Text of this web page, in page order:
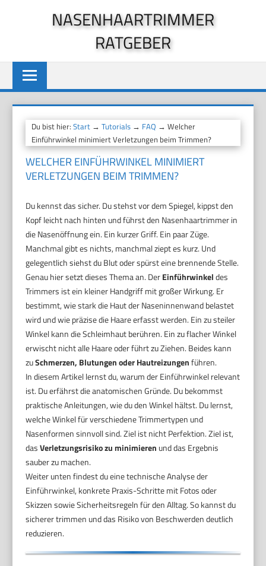
NASENHAARTRIMMER
RATGEBER
Du bist hier:Start →Tutorials → FAQ → Welcher
Einführwinkel minimiert Verletzungen beim Trimmen?
WELCHER EINFÜHRWINKEL MINIMIERT
VERLETZUNGEN BEIM TRIMMEN?
Du kennst das sicher. Du stehst vor dem Spiegel, kippst den
Kopf leicht nach hinten und führst den Nasenhaartrimmer in
die Nasenöffnung ein. Ein kurzer Griff. Ein paar Züge.
Manchmal gibt es nichts, manchmal ziept es kurz. Und
gelegentlich siehst du Blut oder spürst eine brennende Stelle.
Genau hier setzt dieses Thema an. DerEinführwinkeldes
Trimmers ist ein kleiner Handgriff mit großer Wirkung. Er
bestimmt, wie stark die Haut der Naseninnenwand belastet
wird und wie präzise die Haare erfasst werden. Ein zu steiler
Winkel kann die Schleimhaut berühren. Ein zu flacher Winkel
erwischt nicht alle Haare oder führt zu Ziehen. Beides kann
zuSchmerzen, Blutungen oder Hautreizungenführen.
In diesem Artikel lernst du, warum der Einführwinkel relevant
ist. Du erfährst die anatomischen Gründe. Du bekommst
praktische Anleitungen, wie du den Winkel hältst. Du lernst,
welche Winkel für verschiedene Trimmertypen und
Nasenformen sinnvoll sind. Ziel ist nicht Perfektion. Ziel ist,
dasVerletzungsrisiko zu minimieren und das Ergebnis
sauber zu machen.
Weiter unten findest du eine technische Analyse der
Einführwinkel, konkrete Praxis-Schritte mit Fotos oder
Skizzen sowie Sicherheitsregeln für den Alltag. So kannst du
sicherer trimmen und das Risiko von Beschwerden deutlich
reduzieren.